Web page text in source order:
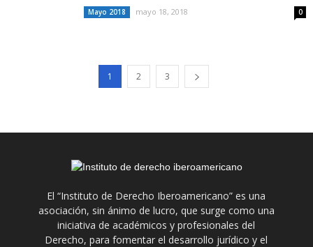
Mayo 2018 mayo 18, 2018 0
1 2 3
El “Instituto de Derecho Iberoamericano” es una
asociación, sin ánimo de lucro, que surge como una
iniciativa de académicos y profesionales del
Derecho, para fomentar el desarrollo jurídico y el